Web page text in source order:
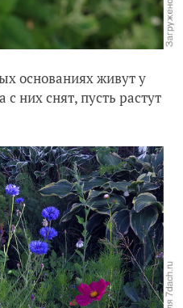
основаниях живут у
с них снят, пусть растут